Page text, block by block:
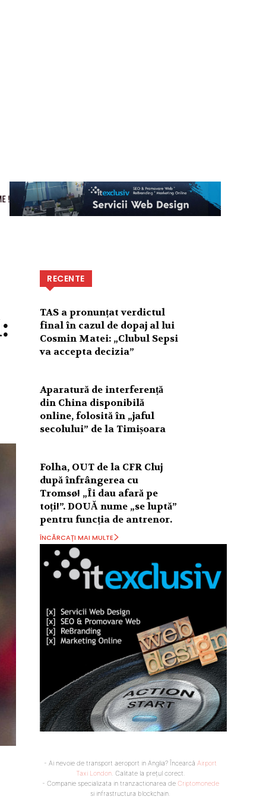
RECENTE
TAS a pronunțat verdictul
final în cazul de dopaj al lui
Cosmin Matei: „Clubul Sepsi
va accepta decizia”
Aparatură de interferență
din China disponibilă
online, folosită în „jaful
secolului” de la Timișoara
Folha, OUT de la CFR Cluj
după înfrângerea cu
Tromsø! „Îi dau afară pe
toți!”. DOUĂ nume „se luptă”
pentru funcția de antrenor.
ÎNCĂRCAȚI MAI MULTE
- Ai nevoie de transport aeroport in Anglia? Încearcă Airport
Taxi London. Calitate la prețul corect.
- Companie specializata in tranzactionarea de Criptomonede
si infrastructura blockchain.